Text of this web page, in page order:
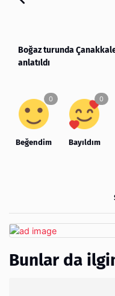
Boğaz turunda
anlatıldı
Beğendim Bayıldım
Bunlar da